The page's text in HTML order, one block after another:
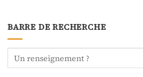
BARRE DE RECHERCHE